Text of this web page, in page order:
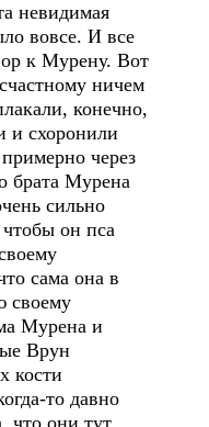
невидимая
вовсе. И все
к Мурену. Вот
ничем
конечно,
и схоронили
через
брата Мурена
сильно
он пса
сама она в
своему
Мурена и
Врун
кости
то давно
что они тут